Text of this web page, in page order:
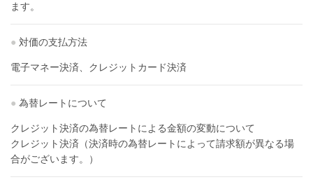
ます。
● 対価の支払方法
電子マネー決済、クレジットカード決済
● 為替レートについて
クレジット決済の為替レートによる金額の変動について
クレジット決済（決済時の為替レートによって請求額が異なる場
合がございます。）